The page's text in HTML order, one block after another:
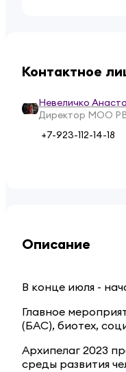
Контактное
Невеличко
Директор МОО
+7-923-112-14-18
Описание
В конце июля -
Главное
(БАС), биотех,
Архипелаг 2023
среды развития